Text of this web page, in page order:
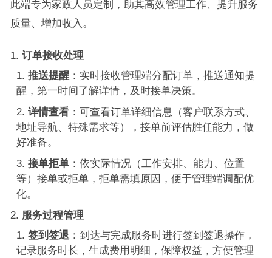
此端专为家政人员定制，助其高效管理工作、提升服务
质量、增加收入。
订单接收处理
推送提醒：实时接收管理端分配订单，推送通知提
醒，第一时间了解详情，及时接单决策。
详情查看：可查看订单详细信息（客户联系方式、
地址导航、特殊需求等），接单前评估胜任能力，做
好准备。
接单拒单：依实际情况（工作安排、能力、位置
等）接单或拒单，拒单需填原因，便于管理端调配优
化。
服务过程管理
签到签退 ：到达与完成服务时进行签到签退操作，
记录服务时长，生成费用明细，保障权益，方便管理